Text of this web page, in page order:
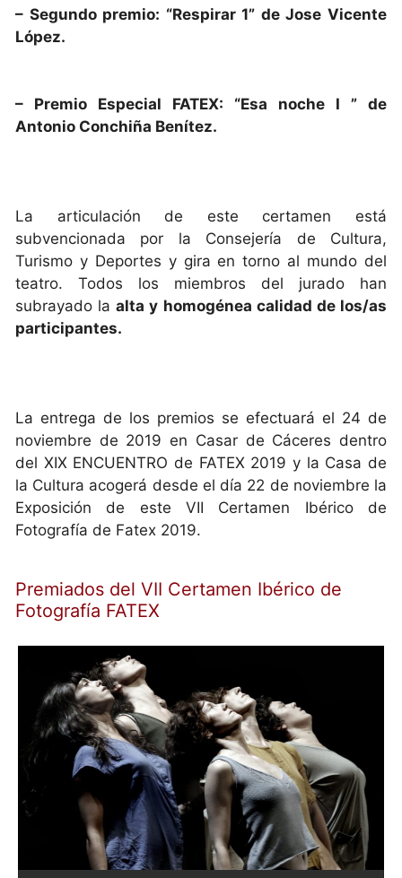
– Segundo premio: “Respirar 1” de Jose Vicente
López.
– Premio Especial FATEX: “Esa noche I ” de
Antonio Conchiña Benítez.
La articulación de este certamen está
subvencionada por la Consejería de Cultura,
Turismo y Deportes y gira en torno al mundo del
teatro. Todos los miembros del jurado han
subrayado laalta y homogénea calidad de los/as
participantes.
La entrega de los premios se efectuará el 24 de
noviembre de 2019 en Casar de Cáceres dentro
del XIX ENCUENTRO de FATEX 2019 y la Casa de
la Cultura acogerá desde el día 22 de noviembre la
Exposición de este VII Certamen Ibérico de
Fotografía de Fatex 2019.
Premiados del VII Certamen Ibérico de
Fotografía FATEX